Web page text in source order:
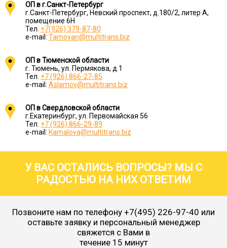
ОП в г.Санкт-Петербург
г.Санкт-Петербург, Невский проспект, д.180/2, литер А,
помещение 6Н
Тел. +7(926) 379-87-80
e-mail: Tamoyan@multitrans.biz
ОП в Тюменской области
г. Тюмень, ул. Пермякова, д.1
Тел. +7 (926) 866-27-85
e-mail: Aslamov@multitrans.biz
ОП в Свердловской области
г.Екатеринбург, ул. Первомайская 56
Тел. +7 (926) 866-29-89
e-mail: Kamalova@multitrans.biz
У ВАС ОСТАЛИСЬ ВОПРОСЫ? МЫ С
РАДОСТЬЮ НА НИХ ОТВЕТИМ
Позвоните нам по телефону +7(495) 226-97-40 или
оставьте заявку и персональный менеджер
свяжется с Вами в
течение 15 минут